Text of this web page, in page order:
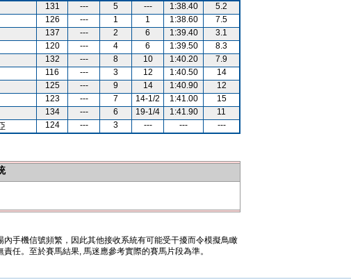
131 --- 5 --- 1:38.40
5.2
126 --- 1 1 1:38.60
7.5
137 --- 2 6 1:39.40
3.1
120 --- 4 6 1:39.50
8.3
132 --- 8 10 1:40.20
7.9
116 --- 3 12 1:40.50
14
125 --- 9 14 1:40.90
12
123 --- 7 14-1/2 1:41.00
15
134 --- 6 19-1/4 1:41.90
11
124 --- 3 --- --- ---
手機信號頻繁，因此其他接收系統有可能受干擾而令模擬鳥瞰
任。至於賽馬結果, 馬迷應參考實際的賽馬片段為準。